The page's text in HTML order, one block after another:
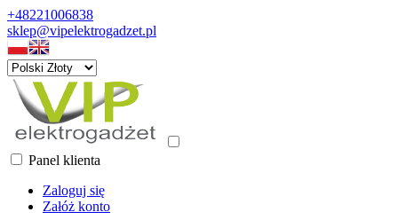
+48221006838
sklep@vipelektrogadzet.pl
Panel klienta
Zaloguj się
Załóż konto